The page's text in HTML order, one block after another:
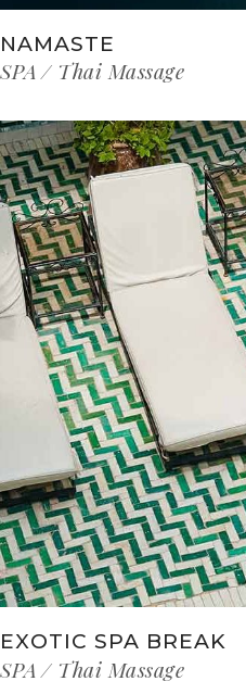
NAMASTE
SPA Thai Massage
EXOTIC SPA BREAK
SPA Thai Massage